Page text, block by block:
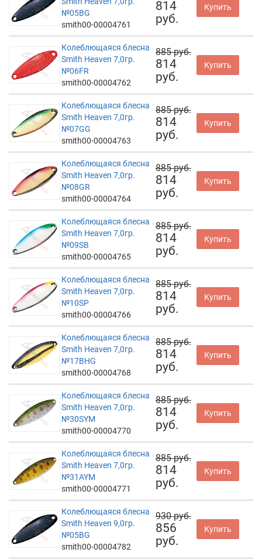
№05BG
smith00-00004761
814
руб.
Купить
Колеблющаяся блесна
Smith Heaven 7,0гр.
№06FR
smith00-00004762
885 руб.
814
руб.
Купить
Колеблющаяся блесна
Smith Heaven 7,0гр.
№07GG
smith00-00004763
885 руб.
814
руб.
Купить
Колеблющаяся блесна
Smith Heaven 7,0гр.
№08GR
smith00-00004764
885 руб.
814
руб.
Купить
Колеблющаяся блесна
Smith Heaven 7,0гр.
№09SB
smith00-00004765
885 руб.
814
руб.
Купить
Колеблющаяся блесна
Smith Heaven 7,0гр.
№10SP
smith00-00004766
885 руб.
814
руб.
Купить
Колеблющаяся блесна
Smith Heaven 7,0гр.
№17BHG
smith00-00004768
885 руб.
814
руб.
Купить
Колеблющаяся блесна
Smith Heaven 7,0гр.
№30SYM
smith00-00004770
885 руб.
814
руб.
Купить
Колеблющаяся блесна
Smith Heaven 7,0гр.
№31AYM
smith00-00004771
885 руб.
814
руб.
Купить
Колеблющаяся блесна
Smith Heaven 9,0гр.
№05BG
smith00-00004782
930 руб.
856
руб.
Купить